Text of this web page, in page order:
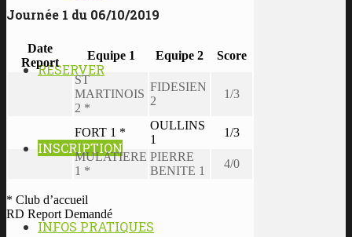
RÉSERVER
INSCRIPTION
INFOS PRATIQUES
Journée 1 du 06/10/2019
Date
Report
Equipe 1 Equipe 2
Score
ST
MARTINOIS
2 *
FIDESIEN
2
1/3
FORT 1 *
OULLINS
1
1/3
MULATIERE
1 *
PIERRE
BENITE 1
4/0
* Club d’accueil
RD Report Demandé